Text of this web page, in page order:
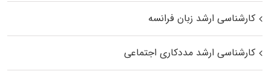
کارشناسی ارشد زبان فرانسه
کارشناسی ارشد مددکاری اجتماعی